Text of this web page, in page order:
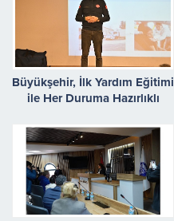
Büyükşehir, İlk Yardım Eğitimi
ile Her Duruma Hazırlıklı